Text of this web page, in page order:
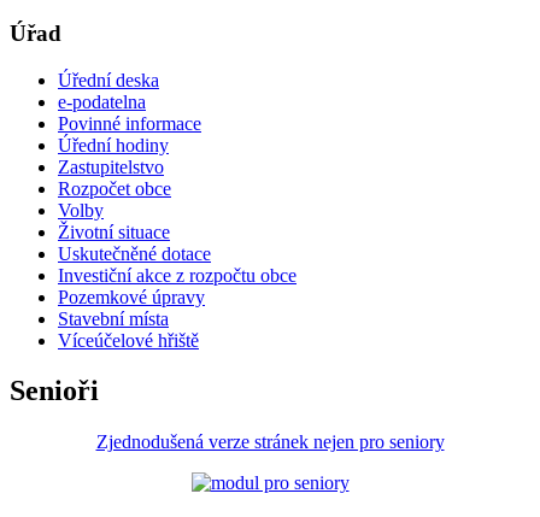
Úřad
Úřední deska
e-podatelna
Povinné informace
Úřední hodiny
Zastupitelstvo
Rozpočet obce
Volby
Životní situace
Uskutečněné dotace
Investiční akce z rozpočtu obce
Pozemkové úpravy
Stavební místa
Víceúčelové hřiště
Senioři
Zjednodušená verze stránek nejen pro seniory